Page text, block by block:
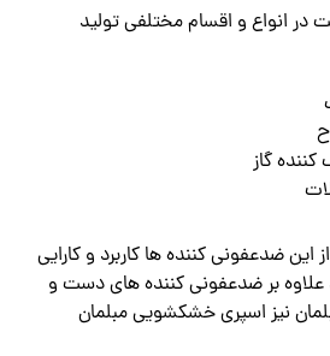
انواع و اقسام مختلفی تولید
گاز
این ضدعفونی کننده ها کاربرد و کارایی
علاوه بر ضدعفونی کننده های دست و
نیز اسپری خشکشویی مبلمان